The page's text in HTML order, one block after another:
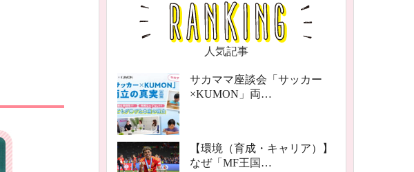
人気記事
サカママ座談会「サッカー
×KUMON」両…
【環境（育成・キャリア）】
なぜ「MF王国…